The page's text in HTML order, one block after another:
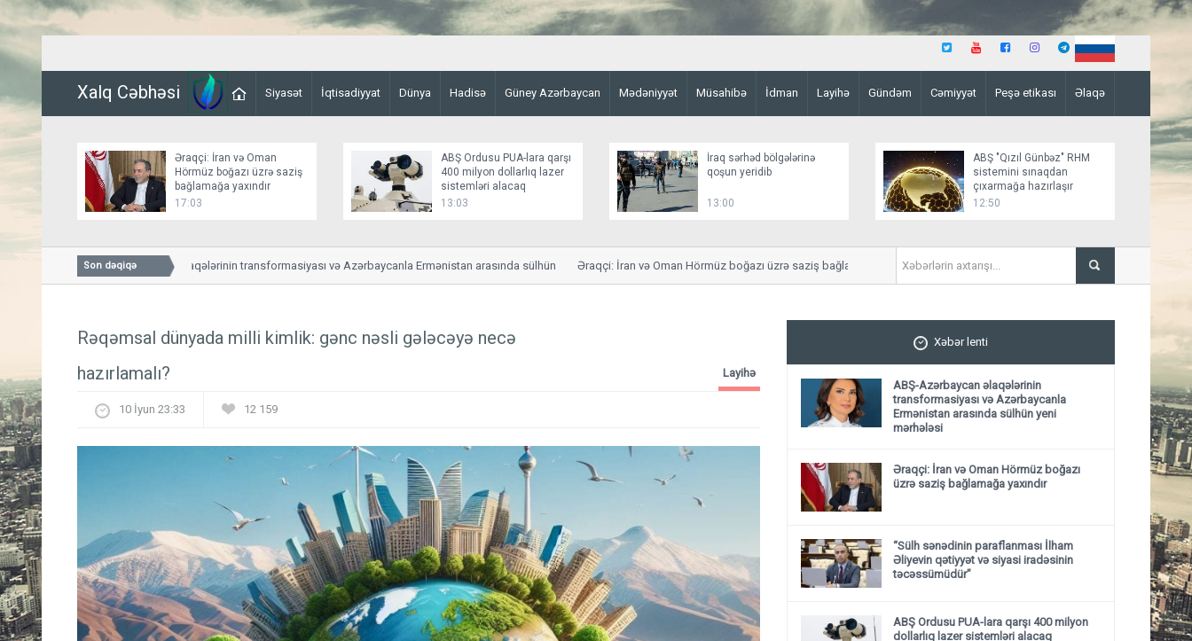
Xalq Cəbhəsi Siyasət İqtisadiyyat Dünya Hadisə Güney Azərbaycan Mədəniyyət Müsahibə İdman Layihə Gündəm Cəmiyyət Peşə etikası Əlaqə
Əraqçi: İran və Oman
Hörmüz boğazı üzrə saziş
bağlamağa yaxındır
17:03
ABŞ Ordusu PUA-lara qarşı
400 milyon dollarlıq lazer
sistemləri alacaq
13:03
İraq sərhəd bölgələrinə
qoşun yeridib
13:00
ABŞ "Qızıl Günbəz" RHM
sistemini sınaqdan
çıxarmağa hazırlaşır
12:50
Son dəqiqə
ABŞ-Azərbaycan əlaqələrinin transformasiyası və Azərbaycanla Ermənistan arasında sülhün
yeni mərhələsi
Əraqçi: İran və Oman Hörmüz boğazı üzrə saziş bağlamağa yaxındır “Sülh sənədinin
Rəqəmsal dünyada milli kimlik: gənc nəsli gələcəyə necə
hazırlamalı?
Layihə
10 İyun 23:33 12 159
Xəbər lenti
ABŞ-Azərbaycan əlaqələrinin
transformasiyası və Azərbaycanla
Ermənistan arasında sülhün yeni
mərhələsi
Əraqçi: İran və Oman Hörmüz boğazı
üzrə saziş bağlamağa yaxındır
“Sülh sənədinin paraflanması İlham
Əliyevin qətiyyət və siyasi iradəsinin
təcəssümüdür”
ABŞ Ordusu PUA-lara qarşı 400 milyon
dollarlıq lazer sistemləri alacaq